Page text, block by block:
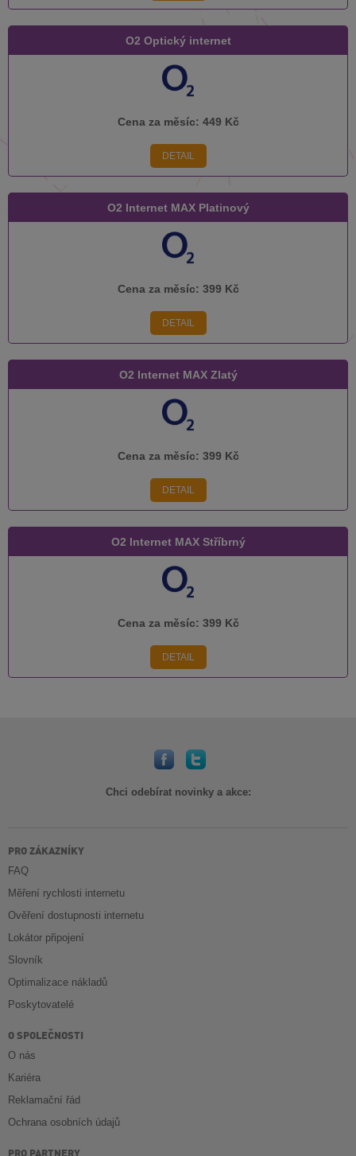
O2 Optický internet
Cena za měsíc: 449 Kč
DETAIL
O2 Internet MAX Platinový
Cena za měsíc: 399 Kč
DETAIL
O2 Internet MAX Zlatý
Cena za měsíc: 399 Kč
DETAIL
O2 Internet MAX Stříbrný
Cena za měsíc: 399 Kč
DETAIL
Chci odebírat novinky a akce:
PRO ZÁKAZNÍKY
FAQ
Měření rychlosti internetu
Ověření dostupnosti internetu
Lokátor připojení
Slovník
Optimalizace nákladů
Poskytovatelé
O SPOLEČNOSTI
O nás
Kariéra
Reklamační řád
Ochrana osobních údajů
PRO PARTNERY